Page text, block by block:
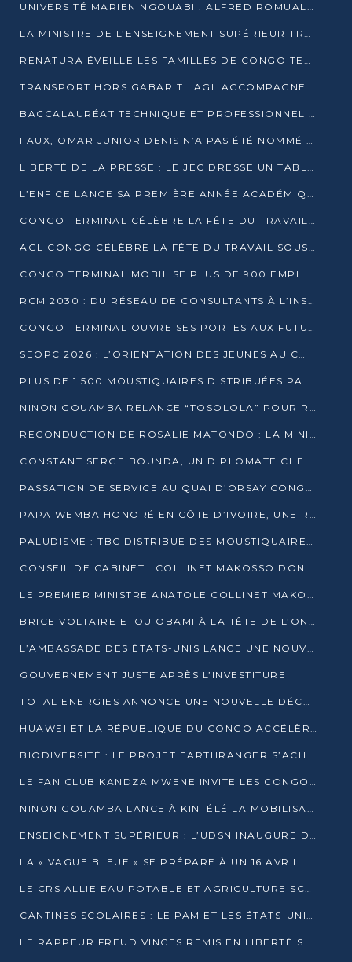
UNIVERSITÉ MARIEN NGOUABI : ALFRED ROMUALD NGUYA POATY SOUTIENT UNE THÈSE SUR LE PARADOXE DE LA CROISSANCE EN ZONE CEMAC
LA MINISTRE DE L’ENSEIGNEMENT SUPÉRIEUR TRACE SA FEUILLE DE ROUTE
RENATURA ÉVEILLE LES FAMILLES DE CONGO TERMINAL À LA PROTECTION DE L’ENVIRONNEMENT
TRANSPORT HORS GABARIT : AGL ACCOMPAGNE LE DÉVELOPPEMENT DU SECTEUR BRASSICOLE AU CONGO
BACCALAURÉAT TECHNIQUE ET PROFESSIONNEL : 16 352 CANDIDATS LANCÉS DANS LES ÉPREUVES D’EPS
FAUX, OMAR JUNIOR DENIS N’A PAS ÉTÉ NOMMÉ AIDE DE CAMP ADJOINT DE DENIS SASSOU NGUESSO
LIBERTÉ DE LA PRESSE : LE JEC DRESSE UN TABLEAU PRÉOCCUPANT AU CONGO
L’ENFICE LANCE SA PREMIÈRE ANNÉE ACADÉMIQUE AVEC 100 FUTURS ENSEIGNANTS
CONGO TERMINAL CÉLÈBRE LA FÊTE DU TRAVAIL AVEC SES COLLABORATEURS À POINTE-NOIRE
AGL CONGO CÉLÈBRE LA FÊTE DU TRAVAIL SOUS LE SIGNE DE LA COHÉSION
CONGO TERMINAL MOBILISE PLUS DE 900 EMPLOYÉS AUTOUR DE LA SÉCURITÉ AU TRAVAIL
RCM 2030 : DU RÉSEAU DE CONSULTANTS À L’INSTRUMENT DE PUISSANCE EN AFRIQUE FRANCOPHONE
CONGO TERMINAL OUVRE SES PORTES AUX FUTURS INGÉNIEURS AU FORUM DES MÉTIERS D’UCAC-ICAM
SEOPC 2026 : L’ORIENTATION DES JEUNES AU CŒUR DE LA DEUXIÈME ÉDITION
PLUS DE 1 500 MOUSTIQUAIRES DISTRIBUÉES PAR AGL ET CONGO TERMINAL DANS LA LUTTE CONTRE LE PALUDISME
NINON GOUAMBA RELANCE “TOSOLOLA” POUR RENFORCER LE DIALOGUE AVEC LES CITOYENS
RECONDUCTION DE ROSALIE MATONDO : LA MINISTRE PROMET D’ACCÉLÉRER LE TRAITEMENT DES DOSSIERS ET DE RELEVER DE NOUVEAUX DÉFIS
CONSTANT SERGE BOUNDA, UN DIPLOMATE CHEVRONNÉ AUX COMMANDES DES AFFAIRES ÉTRANGÈRES
PASSATION DE SERVICE AU QUAI D’ORSAY CONGOLAIS : GAKOSSO PASSE LE FLAMBEAU À BOUNDA
PAPA WEMBA HONORÉ EN CÔTE D’IVOIRE, UNE RUE PORTE DÉSORMAIS SON NOM
PALUDISME : TBC DISTRIBUE DES MOUSTIQUAIRES DANS DEUX CSI DE BRAZZAVILLE
CONSEIL DE CABINET : COLLINET MAKOSSO DONNE SES DERNIÈRES ORIENTATIONS
LE PREMIER MINISTRE ANATOLE COLLINET MAKOSSO DÉMISSIONNE AVEC SON GOUVERNEMENT
BRICE VOLTAIRE ETOU OBAMI À LA TÊTE DE L’ONEC-C POUR TROIS ANS
L’AMBASSADE DES ÉTATS-UNIS LANCE UNE NOUVELLE COHORTE DU PROGRAMME ACCESS MICRO-SCHOLARSHIP
GOUVERNEMENT JUSTE APRÈS L’INVESTITURE
TOTAL ENERGIES ANNONCE UNE NOUVELLE DÉCOUVERTE D’HYDROCARBURES SUR LE PERMIS MOHO AU LARGE DU CONGO
HUAWEI ET LA RÉPUBLIQUE DU CONGO ACCÉLÈRENT LEUR PARTENARIAT
BIODIVERSITÉ : LE PROJET EARTHRANGER S’ACHÈVE, MAIS LES DÉFIS DEMEURENT
LE FAN CLUB KANDZA MWENE INVITE LES CONGOLAIS À UNE FORTE AFFLUENCE AU STADE DE KINTÉLÉ
NINON GOUAMBA LANCE À KINTÉLÉ LA MOBILISATION POUR L’INVESTITURE DR DSN
ENSEIGNEMENT SUPÉRIEUR : L’UDSN INAUGURE DES LABORATOIRES POUR BOOSTER LA FORMATION PRATIQUE
LA « VAGUE BLEUE » SE PRÉPARE À UN 16 AVRIL HISTORIQUE
LE CRS ALLIE EAU POTABLE ET AGRICULTURE SCOLAIRE AU CŒUR DE LA TRANSFORMATION DES ÉCOLES RURALES
CANTINES SCOLAIRES : LE PAM ET LES ÉTATS-UNIS AU CONTACT DES ÉCOLIERS DE KINKALA
LE RAPPEUR FREUD VINCES REMIS EN LIBERTÉ SOUS PRESSION MÉDIATIQUE